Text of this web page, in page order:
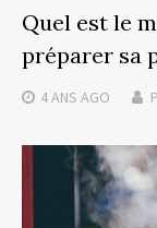
Quel est le
préparer sa
4 ANS AGO